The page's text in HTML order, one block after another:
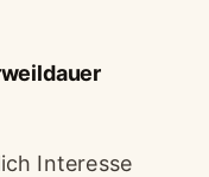
Interesse